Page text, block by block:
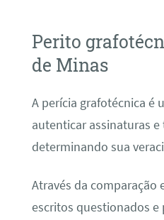
Perito
de Minas
A perícia grafotécnica é
autenticar assinaturas
determinando sua
Através da comparação
escritos questionados e